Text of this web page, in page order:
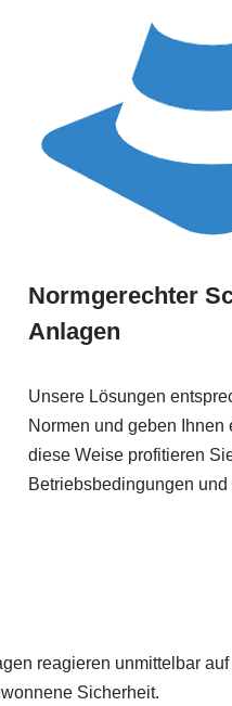
Normgerechter
Anlagen
Unsere Lösungen
Normen und geben Ihnen
diese Weise profitieren
Betriebsbedingungen
reagieren unmittelbar
Sicherheit.